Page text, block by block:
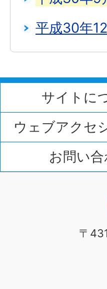
平成30年
サイトに
ウェブアクセ
お問い
〒